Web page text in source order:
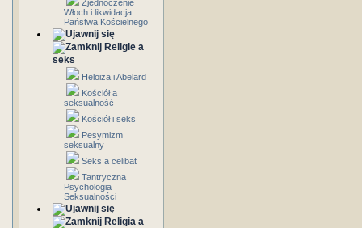
Zjednoczenie
Włoch i likwidacja
Państwa Kościelnego
Religie a
seks
Heloiza i Abelard
Kościół a
seksualność
Kościół i seks
Pesymizm
seksualny
Seks a celibat
Tantryczna
Psychologia
Seksualności
Religia a